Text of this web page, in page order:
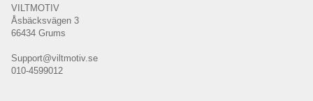
VILTMOTIV
Åsbäcksvägen 3
66434 Grums
Support@viltmotiv.se
010-4599012